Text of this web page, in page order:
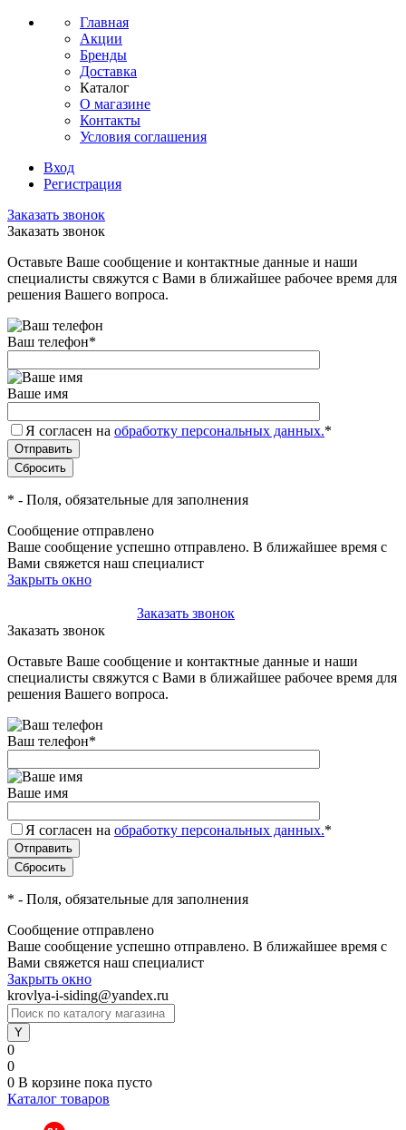
Главная
Акции
Бренды
Доставка
Каталог
О магазине
Контакты
Условия соглашения
Вход
Регистрация
Заказать звонок
Заказать звонок
Оставьте Ваше сообщение и контактные данные и наши
специалисты свяжутся с Вами в ближайшее рабочее время для
решения Вашего вопроса.
Ваш телефон*
Ваше имя
Я согласен на обработку персональных данных.*
* - Поля, обязательные для заполнения
Сообщение отправлено
Ваше сообщение успешно отправлено. В ближайшее время с
Вами свяжется наш специалист
Закрыть окно
Заказать звонок
Заказать звонок
Оставьте Ваше сообщение и контактные данные и наши
специалисты свяжутся с Вами в ближайшее рабочее время для
решения Вашего вопроса.
Ваш телефон*
Ваше имя
Я согласен на обработку персональных данных.*
* - Поля, обязательные для заполнения
Сообщение отправлено
Ваше сообщение успешно отправлено. В ближайшее время с
Вами свяжется наш специалист
Закрыть окно
krovlya-i-siding@yandex.ru
0
0
0 В корзине пока пусто
Каталог товаров